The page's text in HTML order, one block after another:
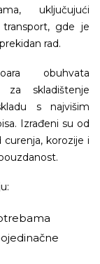
uključujući
transport, gde je
rad.
obuhvata
za skladištenje
s najvišim
Izrađeni su od
korozije i